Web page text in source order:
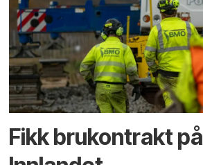
Fikk brukontrakt på